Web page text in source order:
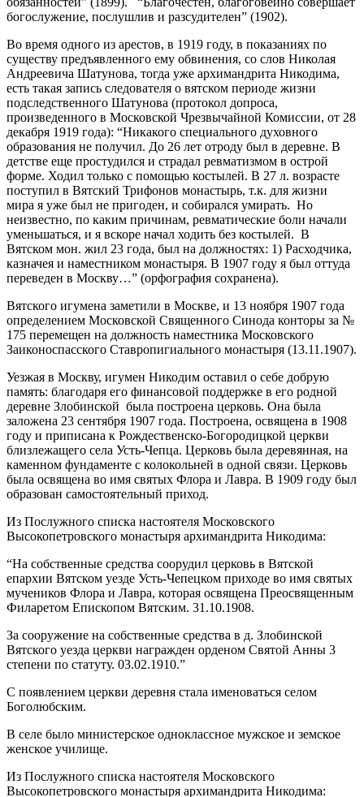
богослужение, послушлив и разсудителен” (1902).
Во время одного из арестов, в 1919 году, в показаниях по
существу предъявленного ему обвинения, со слов Николая
Андреевича Шатунова, тогда уже архимандрита Никодима,
есть такая запись следователя о вятском периоде жизни
подследственного Шатунова (протокол допроса,
произведенного в Московской Чрезвычайной Комиссии, от 28
декабря 1919 года): “Никакого специального духовного
образования не получил. До 26 лет отроду был в деревне. В
детстве еще простудился и страдал ревматизмом в острой
форме. Ходил только с помощью костылей. В 27 л. возрасте
поступил в Вятский Трифонов монастырь, т.к. для жизни
мира я уже был не пригоден, и собирался умирать. Но
неизвестно, по каким причинам, ревматические боли начали
уменьшаться, и я вскоре начал ходить без костылей. В
Вятском мон. жил 23 года, был на должностях: 1) Расходчика,
казначея и наместником монастыря. В 1907 году я был оттуда
переведен в Москву…” (орфография сохранена).
Вятского игумена заметили в Москве, и 13 ноября 1907 года
определением Московской Священного Синода конторы за №
175 перемещен на должность наместника Московского
Заиконоспасского Ставропигиального монастыря (13.11.1907).
Уезжая в Москву, игумен Никодим оставил о себе добрую
память: благодаря его финансовой поддержке в его родной
деревне Злобинской была построена церковь. Она была
заложена 23 сентября 1907 года. Построена, освящена в 1908
году и приписана к Рождественско-Богородицкой церкви
близлежащего села Усть-Чепца. Церковь была деревянная, на
каменном фундаменте с колокольней в одной связи. Церковь
была освящена во имя святых Флора и Лавра. В 1909 году был
образован самостоятельный приход.
Из Послужного списка настоятеля Московского
Высокопетровского монастыря архимандрита Никодима:
“На собственные средства соорудил церковь в Вятской
епархии Вятском уезде Усть-Чепецком приходе во имя святых
мучеников Флора и Лавра, которая освящена Преосвященным
Филаретом Епископом Вятским. 31.10.1908.
За сооружение на собственные средства в д. Злобинской
Вятского уезда церкви награжден орденом Святой Анны 3
степени по статуту. 03.02.1910.”
С появлением церкви деревня стала именоваться селом
Боголюбским.
В селе было министерское одноклассное мужское и земское
женское училище.
Из Послужного списка настоятеля Московского
Высокопетровского монастыря архимандрита Никодима: